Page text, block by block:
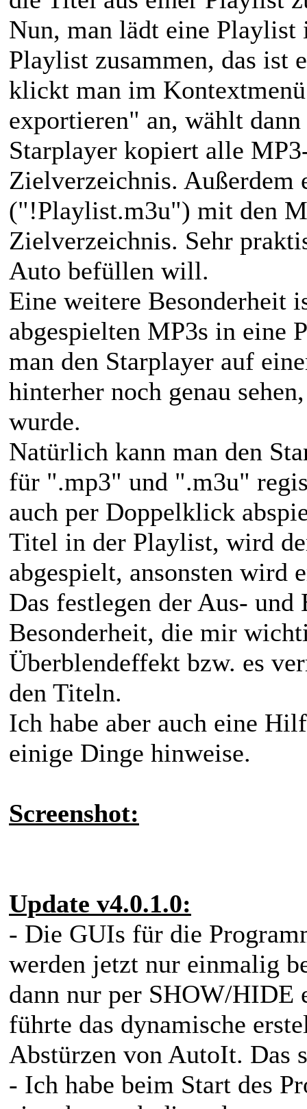
Nun, man lädt eine Playlist
Playlist zusammen, das ist
klickt man im
exportieren" an, wählt
Starplayer kopiert alle
Zielverzeichnis. Außerdem
("!Playlist.m3u") mit den
Zielverzeichnis. Sehr
Auto befüllen will.
Eine weitere Besonderheit
abgespielten MP3s in eine
man den Starplayer auf
hinterher noch genau
wurde.
Natürlich kann man den
für ".mp3" und ".m3u"
auch per Doppelklick
Titel in der Playlist, wird
abgespielt, ansonsten wird
Das festlegen der Aus-
Besonderheit, die mir
Überblendeffekt bzw. es
den Titeln.
Ich habe aber auch eine
einige Dinge hinweise.
Screenshot:
Update v4.0.1.0:
- Die GUIs für die
werden jetzt nur einmalig
dann nur per SHOW/HIDE
führte das dynamische
Abstürzen von AutoIt. Das
- Ich habe beim Start des